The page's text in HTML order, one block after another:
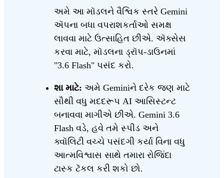
અમે આ મૉડલને વૈશ્વિક સ્તરે Gemini
ઍપના બધા વપરાશકર્તાઓ સમક્ષ
લાવવા માટે ઉત્સાહિત છીએ. ઍક્સેસ
કરવા માટે, મૉડલના ડ્રૉપ-ડાઉનમાં
"3.6 Flash" પસંદ કરો.
શા માટે: અમે Geminiને દરેક જણ માટે
સૌથી વધુ મદદરૂપ AI આસિસ્ટન્ટ
બનાવવા માગીએ છીએ. Gemini 3.6
Flash વડે, હવે તમે સ્પીડ અને
ક્વૉલિટી વચ્ચે પસંદગી કર્યા વિના વધુ
આત્મવિશ્વાસ સાથે તમારા રોજિંદા
ટાસ્ક ટૅકલ કરી શકો છો.